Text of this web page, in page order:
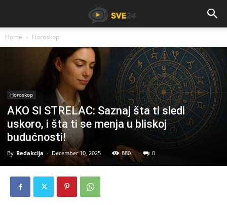
Home Horoskop
Horoskop
AKO SI STRELAC: Saznaj šta ti sledi
uskoro, i šta ti se menja u bliskoj
budućnosti!
By Redakcija - December 10, 2025 880 0